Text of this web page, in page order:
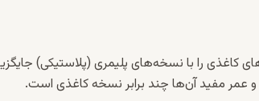
سال ۲۰۱۶ به‌تدریج اسکناس‌های کاغذی را با نسخه‌های پلیمری
و عمر مفید آن‌ها چند برابر نسخه کاغذی است.